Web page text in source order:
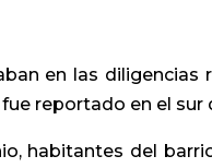
en las diligencias
reportado en el
habitantes del